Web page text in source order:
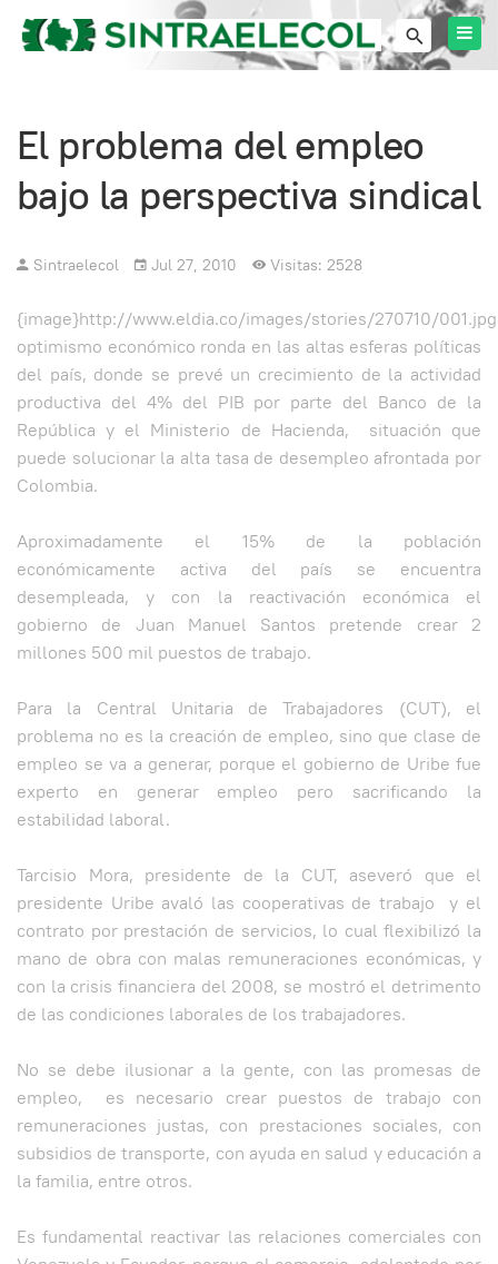
El problema del empleo
bajo la perspectiva sindical
Sintraelecol Jul 27, 2010 Visitas: 2528
{image}http://www.eldia.co/images/stories/270710/
optimismo económico ronda en las altas esferas políticas
del país, donde se prevé un crecimiento de la actividad
productiva del 4% del PIB por parte del Banco de la
República y el Ministerio de Hacienda, situación que
puede solucionar la alta tasa de desempleo afrontada por
Colombia.
Aproximadamente el 15% de la población
económicamente activa del país se encuentra
desempleada, y con la reactivación económica el
gobierno de Juan Manuel Santos pretende crear 2
millones 500 mil puestos de trabajo.
Para la Central Unitaria de Trabajadores (CUT), el
problema no es la creación de empleo, sino que clase de
empleo se va a generar, porque el gobierno de Uribe fue
experto en generar empleo pero sacrificando la
estabilidad laboral.
Tarcisio Mora, presidente de la CUT, aseveró que el
presidente Uribe avaló las cooperativas de trabajo y el
contrato por prestación de servicios, lo cual flexibilizó la
mano de obra con malas remuneraciones económicas, y
con la crisis financiera del 2008, se mostró el detrimento
de las condiciones laborales de los trabajadores.
No se debe ilusionar a la gente, con las promesas de
empleo, es necesario crear puestos de trabajo con
remuneraciones justas, con prestaciones sociales, con
subsidios de transporte, con ayuda en salud y educación a
la familia, entre otros.
Es fundamental reactivar las relaciones comerciales con